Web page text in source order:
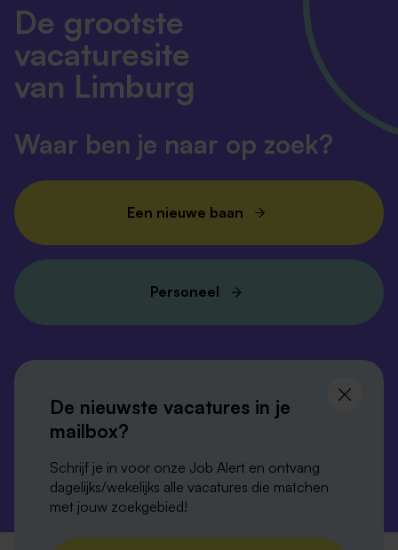
De grootste
vacaturesite
van Limburg
Waar ben je naar op zoek?
Een nieuwe baan
Personeel
blijf op de hoogte
De nieuwste vacatures in je
mailbox?
Schrijf je in voor onze Job Alert en ontvang
dagelijks/wekelijks alle vacatures die matchen
met jouw zoekgebied!